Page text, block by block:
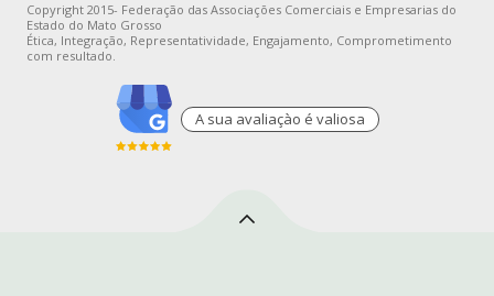
Copyright 2015- Federação das Associações Comerciais e Empresarias do
Estado do Mato Grosso
Ética, Integração, Representatividade, Engajamento, Comprometimento
com resultado.
A sua avaliaçào é valiosa